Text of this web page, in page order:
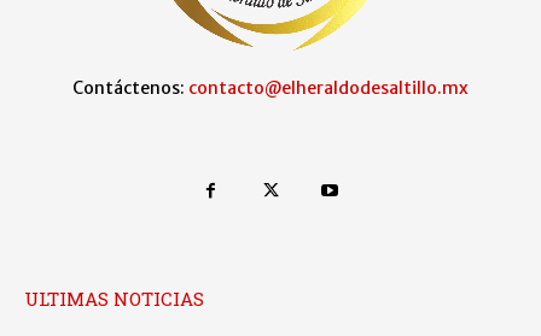
Contáctenos: contacto@elheraldodesaltillo.mx
ULTIMAS NOTICIAS